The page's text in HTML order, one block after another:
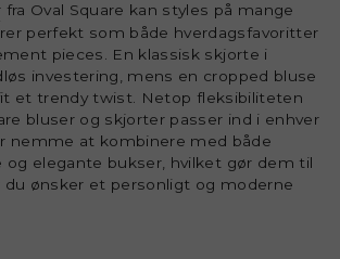
fra Oval Square kan styles på mange
perfekt som både hverdagsfavoritter
pieces. En klassisk skjorte i
investering, mens en cropped bluse
et trendy twist. Netop fleksibiliteten
bluser og skjorter passer ind i enhver
nemme at kombinere med både
og elegante bukser, hvilket gør dem til
du ønsker et personligt og moderne